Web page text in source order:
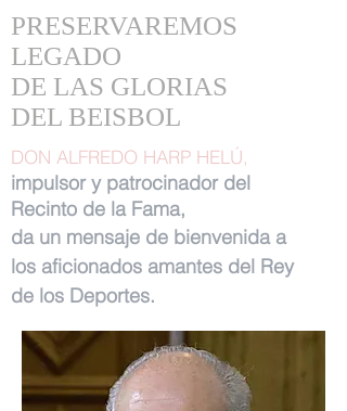
PRESERVAREMOS
LEGADO
DE LAS GLORIAS
DEL BEISBOL
DON ALFREDO HARP HELÚ,
impulsor y patrocinador del
Recinto de la Fama,
da un mensaje de bienvenida a
los aficionados amantes del Rey
de los Deportes.